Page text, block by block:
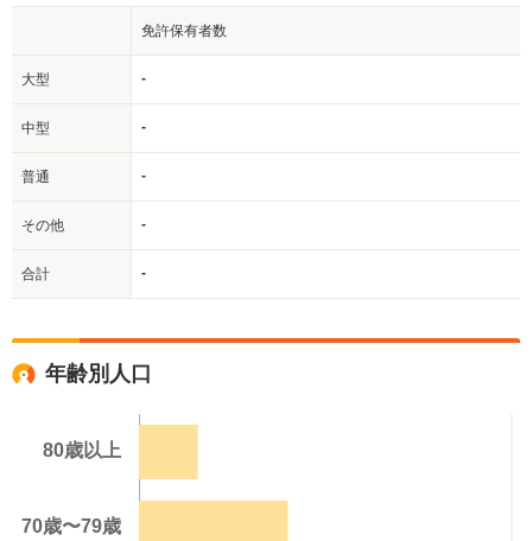
免許保有者数
大型 -
中型 -
普通 -
その他 -
合計 -
年齢別人口